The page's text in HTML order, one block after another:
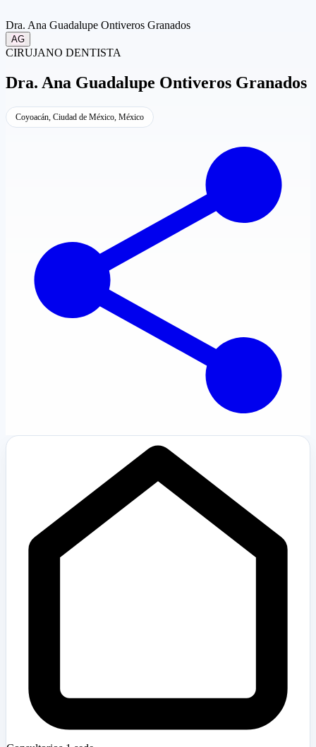
Dra. Ana Guadalupe Ontiveros Granados
AG
CIRUJANO DENTISTA
Dra. Ana Guadalupe Ontiveros Granados
Coyoacán, Ciudad de México, México